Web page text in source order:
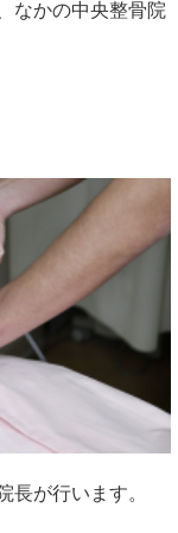
なかの中央整骨院
長が行います。